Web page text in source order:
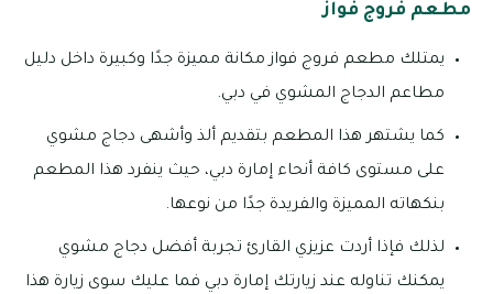
مطعم فروج فواز
يمتلك مطعم فروج فواز مكانة مميزة جدًا وكبيرة داخل دليل
مطاعم الدجاج المشوي في دبي.
كما يشتهر هذا المطعم بتقديم ألذ وأشهى دجاج مشوي
على مستوى كافة أنحاء إمارة دبي، حيث ينفرد هذا المطعم
بنكهاته المميزة والفريدة جدًا من نوعها.
لذلك فإذا أردت عزيزي القارئ تجربة أفضل دجاج مشوي
يمكنك تناوله عند زيارتك إمارة دبي فما عليك سوى زيارة هذا